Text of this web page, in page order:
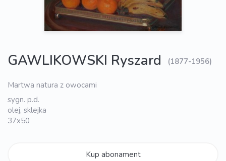
GAWLIKOWSKI Ryszard (1877-1956)
Martwa natura z owocami
sygn. p.d.
olej, sklejka
37x50
Kup abonament